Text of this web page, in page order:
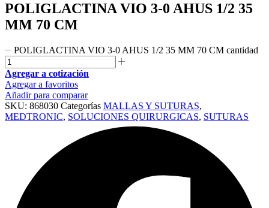
POLIGLACTINA VIO 3-0 AHUS 1/2 35
MM 70 CM
POLIGLACTINA VIO 3-0 AHUS 1/2 35 MM 70 CM cantidad
Agregar a cotización
Agregar a favoritos
Añadir para comparar
SKU: 868030 Categorías MALLAS Y SUTURAS,
MEDTRONIC, SOLUCIONES QUIRURGICAS, SUTURAS